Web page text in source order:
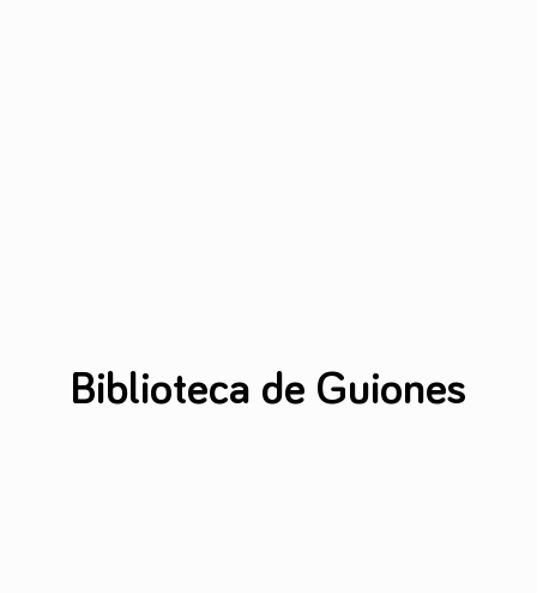
Biblioteca de Guiones